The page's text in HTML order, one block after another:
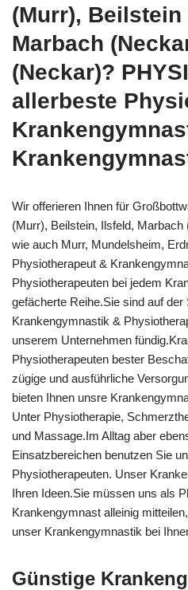
(Murr),
Marbach
(Neckar)?
allerbeste
Wir offerieren Ihnen für
(Murr), Beilstein, Ilsfeld,
wie auch Murr, Mundelsheim,
Physiotherapeut &
Physiotherapeuten bei jedem
gefächerte Reihe.Sie sind auf
Krankengymnastik &
unserem Unternehmen
Physiotherapeuten bester
zügige und ausführliche
bieten Ihnen unsre
Unter Physiotherapie,
und Massage.Im Alltag aber
Einsatzbereichen benutzen Sie
Physiotherapeuten. Unser
Ihren Ideen.Sie müssen uns als
Krankengymnast alleinig
unser Krankengymnastik bei
Günstige